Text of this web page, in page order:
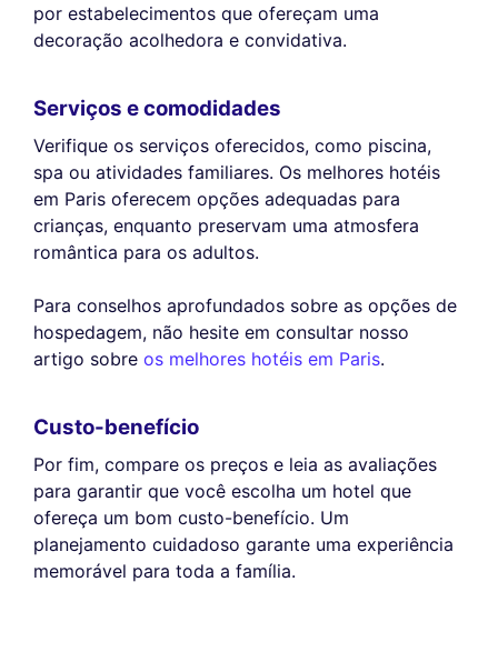
por estabelecimentos que ofereçam uma
decoração acolhedora e convidativa.
Serviços e comodidades
Verifique os serviços oferecidos, como piscina,
spa ou atividades familiares. Os melhores hotéis
em Paris oferecem opções adequadas para
crianças, enquanto preservam uma atmosfera
romântica para os adultos.
Para conselhos aprofundados sobre as opções de
hospedagem, não hesite em consultar nosso
artigo sobre os melhores hotéis em Paris.
Custo-benefício
Por fim, compare os preços e leia as avaliações
para garantir que você escolha um hotel que
ofereça um bom custo-benefício. Um
planejamento cuidadoso garante uma experiência
memorável para toda a família.